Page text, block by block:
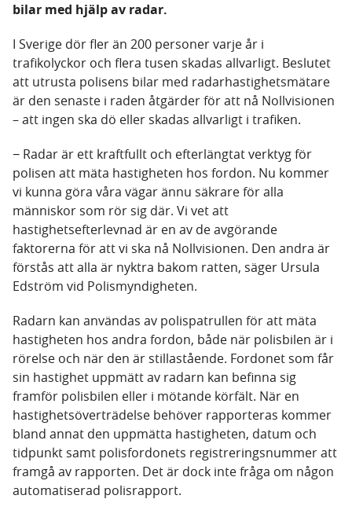
bilar med hjälp av radar.
I Sverige dör fler än 200 personer varje år i
trafikolyckor och flera tusen skadas allvarligt. Beslutet
att utrusta polisens bilar med radarhastighetsmätare
är den senaste i raden åtgärder för att nå Nollvisionen
– att ingen ska dö eller skadas allvarligt i trafiken.
− Radar är ett kraftfullt och efterlängtat verktyg för
polisen att mäta hastigheten hos fordon. Nu kommer
vi kunna göra våra vägar ännu säkrare för alla
människor som rör sig där. Vi vet att
hastighetsefterlevnad är en av de avgörande
faktorerna för att vi ska nå Nollvisionen. Den andra är
förstås att alla är nyktra bakom ratten, säger Ursula
Edström vid Polismyndigheten.
Radarn kan användas av polispatrullen för att mäta
hastigheten hos andra fordon, både när polisbilen är i
rörelse och när den är stillastående. Fordonet som får
sin hastighet uppmätt av radarn kan befinna sig
framför polisbilen eller i mötande körfält. När en
hastighetsöverträdelse behöver rapporteras kommer
bland annat den uppmätta hastigheten, datum och
tidpunkt samt polisfordonets registreringsnummer att
framgå av rapporten. Det är dock inte fråga om någon
automatiserad polisrapport.